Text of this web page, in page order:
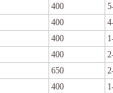
400
400
400
400
650
400